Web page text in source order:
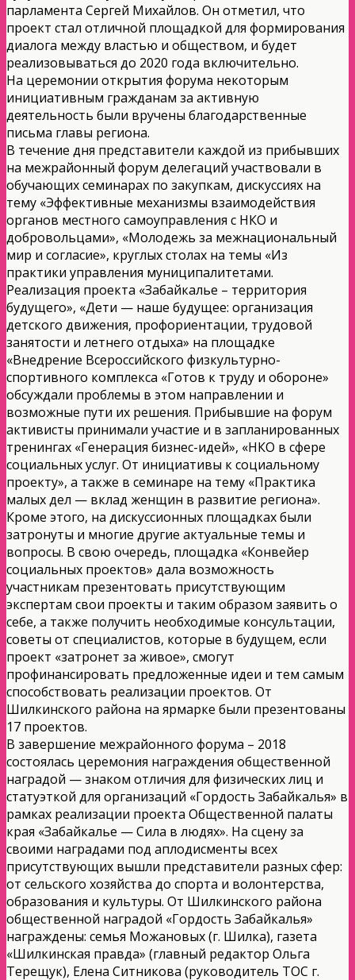
парламента Сергей Михайлов. Он отметил, что
проект стал отличной площадкой для формирования
диалога между властью и обществом, и будет
реализовываться до 2020 года включительно.
На церемонии открытия форума некоторым
инициативным гражданам за активную
деятельность были вручены благодарственные
письма главы региона.
В течение дня представители каждой из прибывших
на меж­районный форум делегаций участвовали в
обучающих семинарах по закупкам, дискуссиях на
тему «Эффективные механизмы взаимодействия
органов местного самоуправления с НКО и
добровольцами», «Молодежь за межнациональный
мир и согласие», круглых столах на темы «Из
практики управления муниципалитетами.
Реализация проекта «Забайкалье – территория
будущего», «Дети — наше будущее: организация
детского движения, профориентации, трудовой
занятости и летнего отдыха» на площадке
«Внедрение Всероссийского физкультурно-
спортивного комплекса «Готов к труду и обороне»
обсуждали проблемы в этом направлении и
возможные пути их решения. Прибывшие на форум
активисты принимали участие и в запланированных
тренингах «Генерация бизнес-идей», «НКО в сфере
социальных услуг. От инициативы к социальному
проекту», а также в семинаре на тему «Практика
малых дел — вклад женщин в развитие региона».
Кроме этого, на дискуссионных площадках были
затронуты и многие другие актуальные темы и
вопросы. В свою очередь, площадка «Конвейер
социальных проектов» дала возможность
участникам презентовать присутствующим
экспертам свои проекты и таким образом заявить о
себе, а также получить необходимые консультации,
советы от специалистов, которые в будущем, если
проект «затронет за живое», смогут
профинансировать предложенные идеи и тем самым
способствовать реализации проектов. От
Шилкинского района на ярмарке были презентованы
17 проектов.
В завершение межрайонного форума – 2018
состоялась церемония награждения общественной
наградой — знаком отличия для физических лиц и
статуэткой для организаций «Гордость Забайкалья» в
рамках реализации проекта Общественной палаты
края «Забайкалье — Сила в людях». На сцену за
своими наградами под аплодисменты всех
присутствующих вышли представители разных сфер:
от сельского хозяйства до спорта и волонтерства,
образования и культуры. От Шилкинского района
общественной наградой «Гордость Забайкалья»
награждены: семья Можановых (г. Шилка), газета
«Шилкинская правда» (главный редактор Ольга
Терещук), Елена Ситникова (руководитель ТОС г.